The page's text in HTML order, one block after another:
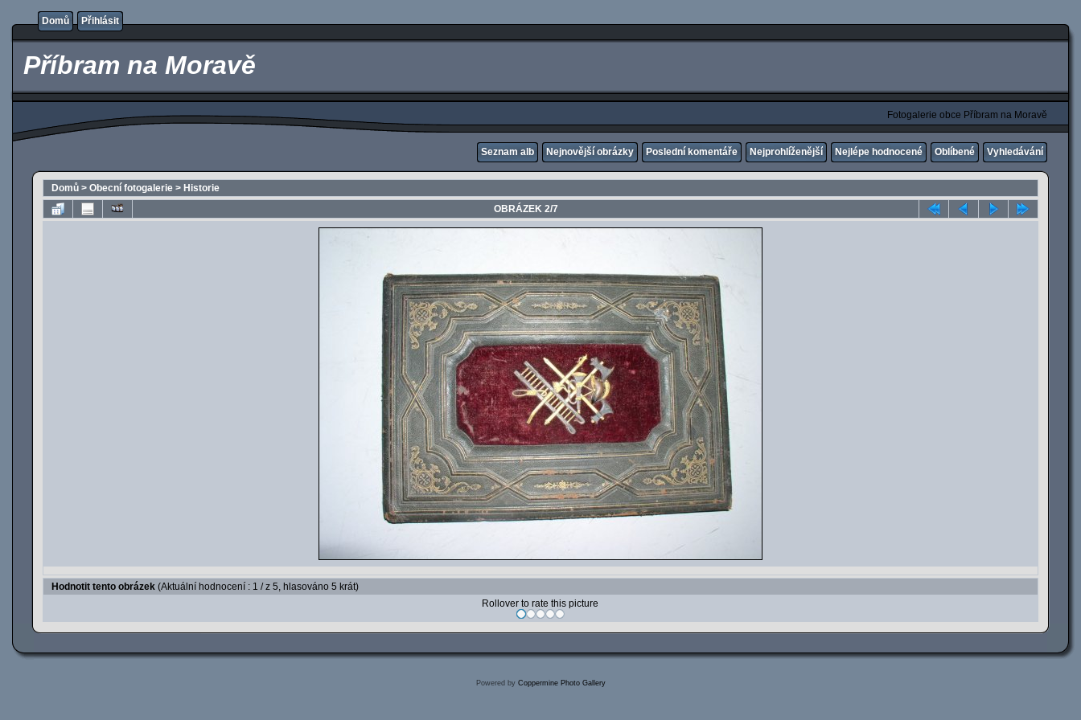
Domů Přihlásit
Příbram na Moravě
Fotogalerie obce Příbram na Moravě
Seznam alb Nejnovější obrázky Poslední komentáře Nejprohlíženější Nejlépe hodnocené Oblíbené Vyhledávání
Domů > Obecní fotogalerie > Historie
OBRÁZEK 2/7
Hodnotit tento obrázek (Aktuální hodnocení : 1 / z 5, hlasováno 5 krát)
Rollover to rate this picture
Powered by Coppermine Photo Gallery